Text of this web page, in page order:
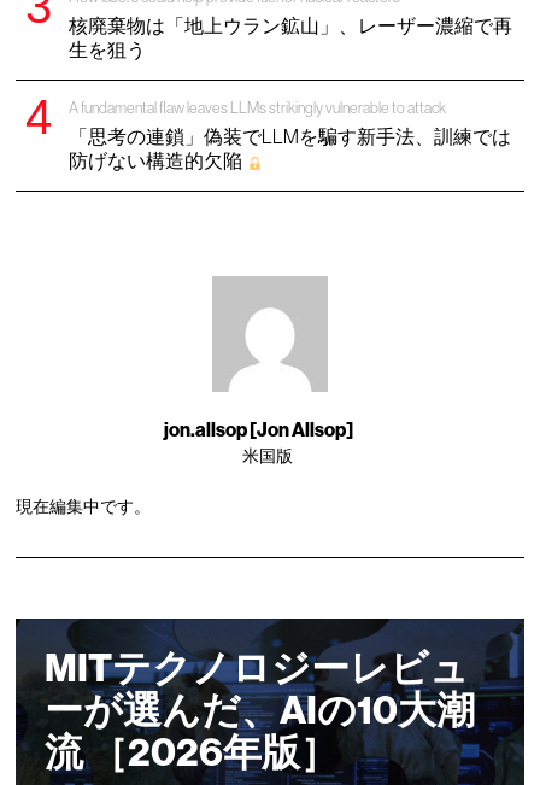
核廃棄物は「地上ウラン鉱山」、レーザー濃縮で再
生を狙う
A fundamental flaw leaves LLMs strikingly vulnerable to attack
「思考の連鎖」偽装でLLMを騙す新手法、訓練では
防げない構造的欠陥
jon.allsop [Jon Allsop]
米国版
現在編集中です。
MITテクノロジーレビュ
ーが選んだ、AIの10大潮
流 ［2026年版］